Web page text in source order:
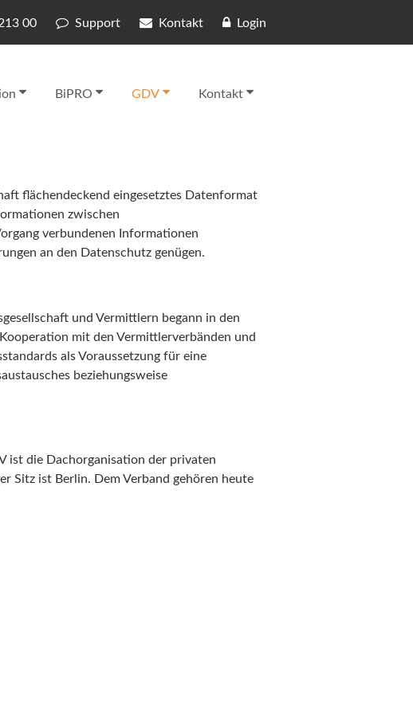
00 Support Kontakt Login
BiPRO GDV Kontakt
flächendeckend eingesetztes Datenformat
zwischen
verbundenen Informationen
an den Datenschutz genügen.
und Vermittlern begann in den
mit den Vermittlerverbänden und
als Voraussetzung für eine
beziehungsweise
ist die Dachorganisation der privaten
Sitz ist Berlin. Dem Verband gehören heute